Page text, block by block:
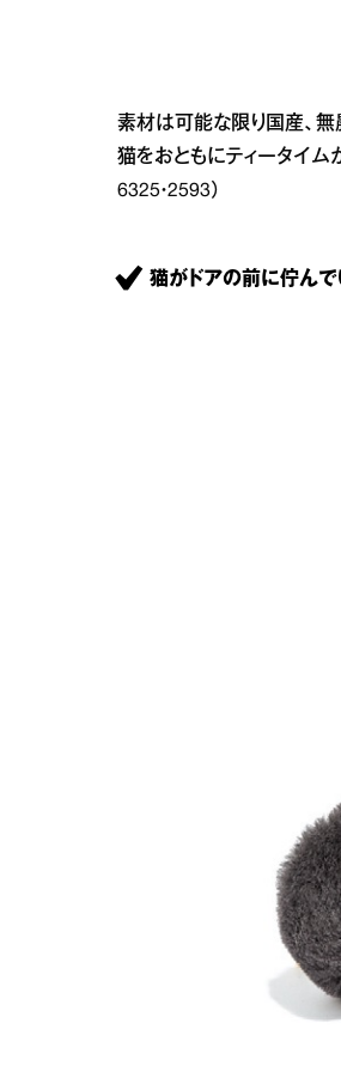
素材は可能な限り国産、無
猫をおともにティータイム
6325・2593）
猫がドアの前に佇んで